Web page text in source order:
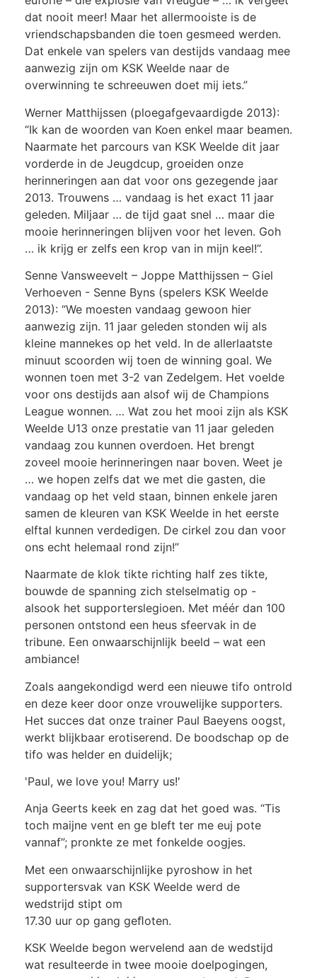
dat nooit meer! Maar het allermooiste is de
vriendschapsbanden die toen gesmeed werden.
Dat enkele van spelers van destijds vandaag mee
aanwezig zijn om KSK Weelde naar de
overwinning te schreeuwen doet mij iets.”
Werner Matthijssen (ploegafgevaardigde 2013):
“Ik kan de woorden van Koen enkel maar beamen.
Naarmate het parcours van KSK Weelde dit jaar
vorderde in de Jeugdcup, groeiden onze
herinneringen aan dat voor ons gezegende jaar
2013. Trouwens … vandaag is het exact 11 jaar
geleden. Miljaar … de tijd gaat snel … maar die
mooie herinneringen blijven voor het leven. Goh
… ik krijg er zelfs een krop van in mijn keel!”.
Senne Vansweevelt – Joppe Matthijssen – Giel
Verhoeven - Senne Byns (spelers KSK Weelde
2013): “We moesten vandaag gewoon hier
aanwezig zijn. 11 jaar geleden stonden wij als
kleine mannekes op het veld. In de allerlaatste
minuut scoorden wij toen de winning goal. We
wonnen toen met 3-2 van Zedelgem. Het voelde
voor ons destijds aan alsof wij de Champions
League wonnen. … Wat zou het mooi zijn als KSK
Weelde U13 onze prestatie van 11 jaar geleden
vandaag zou kunnen overdoen. Het brengt
zoveel mooie herinneringen naar boven. Weet je
… we hopen zelfs dat we met die gasten, die
vandaag op het veld staan, binnen enkele jaren
samen de kleuren van KSK Weelde in het eerste
elftal kunnen verdedigen. De cirkel zou dan voor
ons echt helemaal rond zijn!”
Naarmate de klok tikte richting half zes tikte,
bouwde de spanning zich stelselmatig op -
alsook het supporterslegioen. Met méér dan 100
personen ontstond een heus sfeervak in de
tribune. Een onwaarschijnlijk beeld – wat een
ambiance!
Zoals aangekondigd werd een nieuwe tifo ontrold
en deze keer door onze vrouwelijke supporters.
Het succes dat onze trainer Paul Baeyens oogst,
werkt blijkbaar erotiserend. De boodschap op de
tifo was helder en duidelijk;
'Paul, we love you! Marry us!'
Anja Geerts keek en zag dat het goed was. “Tis
toch maijne vent en ge bleft ter me euj pote
vannaf”; pronkte ze met fonkelde oogjes.
Met een onwaarschijnlijke pyroshow in het
supportersvak van KSK Weelde werd de
wedstrijd stipt om
17.30 uur op gang geﬂoten.
KSK Weelde begon wervelend aan de wedstijd
wat resulteerde in twee mooie doelpogingen,